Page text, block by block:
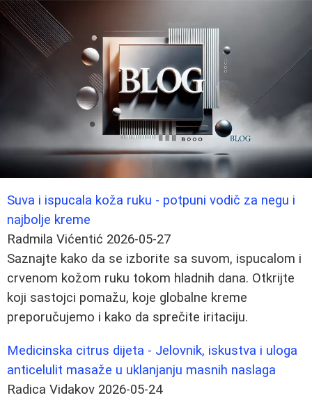
Suva i ispucala koža ruku - potpuni vodič za negu i
najbolje kreme
Radmila Vićentić 2026-05-27
Saznajte kako da se izborite sa suvom, ispucalom i
crvenom kožom ruku tokom hladnih dana. Otkrijte
koji sastojci pomažu, koje globalne kreme
preporučujemo i kako da sprečite iritaciju.
Medicinska citrus dijeta - Jelovnik, iskustva i uloga
anticelulit masaže u uklanjanju masnih naslaga
Radica Vidakov 2026-05-24